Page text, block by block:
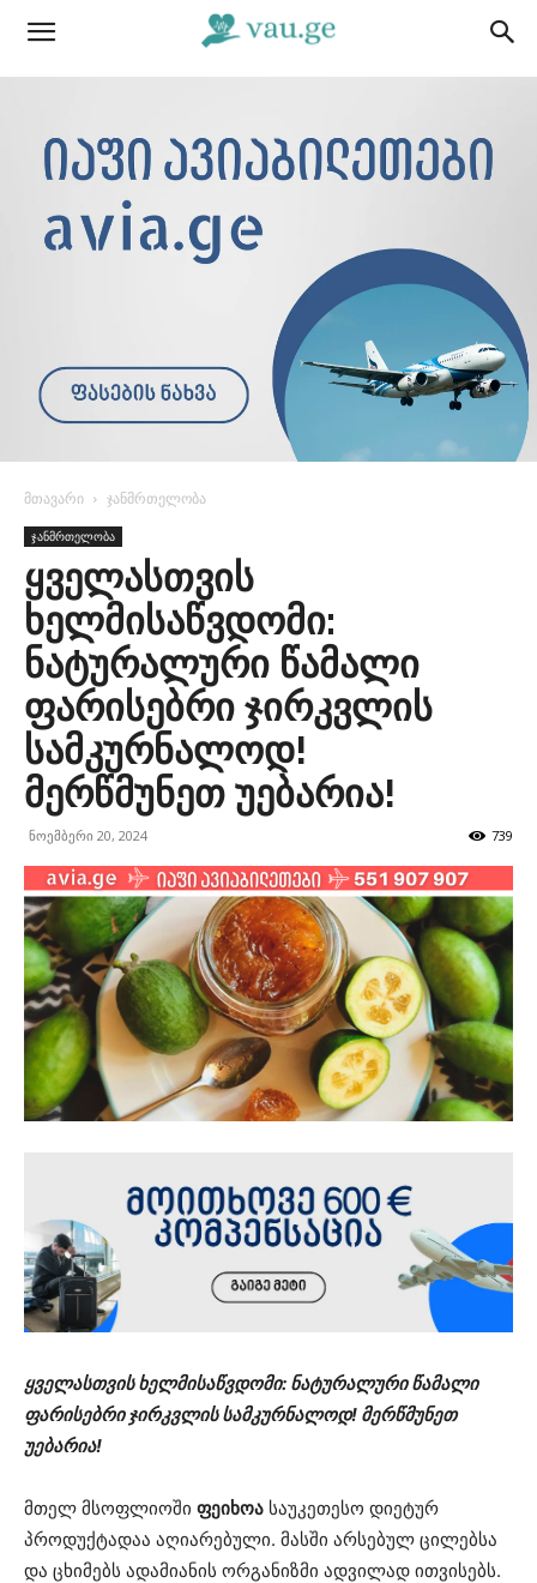
მთავარი ჯანმრთელობა
ჯანმრთელობა
ყველასთვის
ხელმისაწვდომი:
ნატურალური წამალი
ფარისებრი ჯირკვლის
სამკურნალოდ!
მერწმუნეთ უებარია!
ნოემბერი 20, 2024 739
ყველასთვის ხელმისაწვდომი: ნატურალური წამალი
ფარისებრი ჯირკვლის სამკურნალოდ! მერწმუნეთ
უებარია!
მთელ მსოფლიოში ფეიხოა საუკეთესო დიეტურ
პროდუქტადაა აღიარებული. მასში არსებულ ცილებსა
და ცხიმებს ადამიანის ორგანიზმი ადვილად ითვისებს.